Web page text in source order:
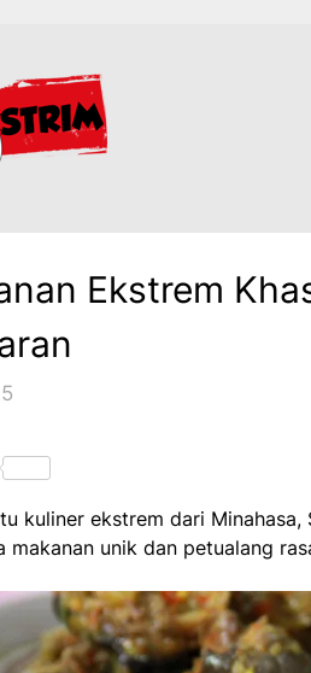
Ekstrem
Share
kuliner ekstrem dari
makanan unik dan petualang